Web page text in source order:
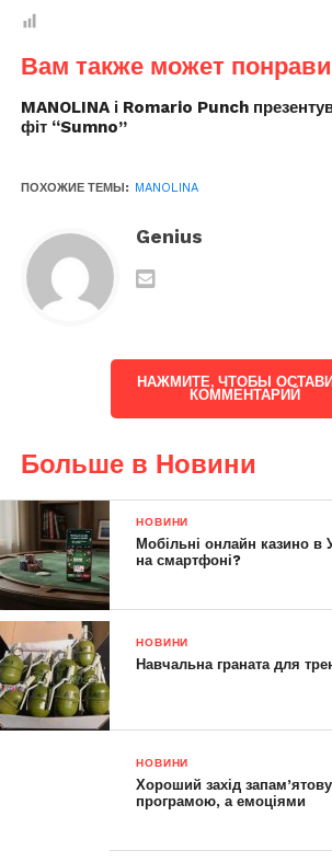
Вам также может
MANOLINA і Romario Punch
фіт “Sumno”
ПОХОЖИЕ ТЕМЫ: MANOLINA
Genius
НАЖМИТЕ, ЧТОБЫ
КОММЕНТАРИЙ
Больше в Новини
НОВИНИ
Мобільні онлайн казино в
на смартфоні?
НОВИНИ
Навчальна граната для
НОВИНИ
Хороший захід
програмою, а емоціями